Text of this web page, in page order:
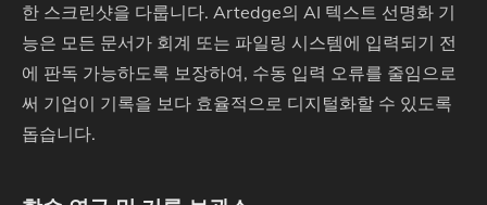
한 스크린샷을 다룹니다. Artedge의 AI 텍스트 선명화 기
능은 모든 문서가 회계 또는 파일링 시스템에 입력되기 전
에 판독 가능하도록 보장하여, 수동 입력 오류를 줄임으로
써 기업이 기록을 보다 효율적으로 디지털화할 수 있도록
돕습니다.